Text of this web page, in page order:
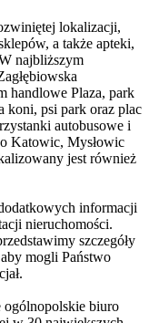
lokalizacji,
a także apteki,
najbliższym
handlowe Plaza, park
koni, psi park oraz plac
autobusowe i
Katowic, Mysłowic
jest również
informacji
nieruchomości.
szczegóły
mogli Państwo
ogólnopolskie biuro